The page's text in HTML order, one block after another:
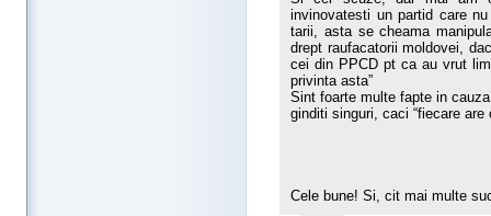
invinovatesti un partid care
tarii, asta se cheama
drept raufacatorii moldovei,
cei din PPCD pt ca au vrut
privinta asta”
Sint foarte multe fapte in
ginditi singuri, caci “fiecare are
Cele bune! Si, cit mai multe